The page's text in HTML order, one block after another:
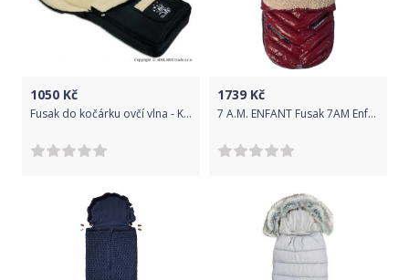
1050 Kč
Fusak do kočárku ovčí vlna - KAPSIČKA černý - BabyNellys
1739 Kč
7 A.M. ENFANT Fusak 7AM Enfant Polar Igloo